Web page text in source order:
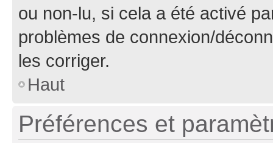
ou non-lu, si cela a été activé
problèmes de connexion/
les corriger.
Haut
Préférences et